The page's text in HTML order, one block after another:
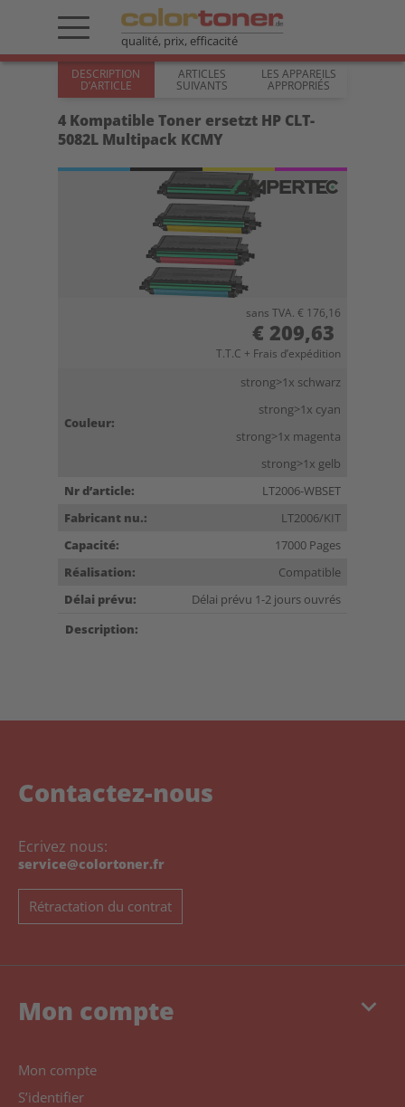
qualité, prix, efficacité
DESCRIPTION
D’ARTICLE
ARTICLES
SUIVANTS
LES APPAREILS
APPROPRIÉS
4 Kompatible Toner ersetzt HP CLT-
5082L Multipack KCMY
sans TVA. € 176,16
€ 209,63
T.T.C + Frais d’expédition
Couleur:
strong>1x schwarz
strong>1x cyan
strong>1x magenta
strong>1x gelb
Nr d’article:
LT2006-WBSET
Fabricant nu.:
LT2006/KIT
Capacité:
17000 Pages
Réalisation:
Compatible
Délai prévu:
Délai prévu 1-2 jours ouvrés
Description:
Contactez-nous
Ecrivez nous:
service@colortoner.fr
Rétractation du contrat
keyboard_arrow_down
Mon compte
Mon compte
S’identifier